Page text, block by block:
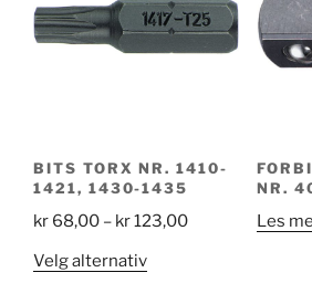
BITS TORX NR. 1410-
1421, 1430-1435
kr 68,00 – kr123,00Price
Velg alternativDette
NR.
Les